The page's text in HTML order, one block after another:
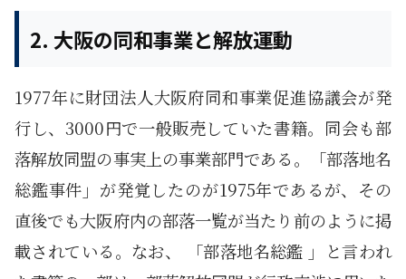
2. 大阪の同和事業と解放運動
1977年に財団法人大阪府同和事業促進協議会が発
行し、3000円で一般販売していた書籍。同会も部
落解放同盟の事実上の事業部門である。「部落地名
総鑑事件」が発覚したのが1975年であるが、その
直後でも大阪府内の部落一覧が当たり前のように掲
載されている。なお、 「部落地名総鑑 」と言われ